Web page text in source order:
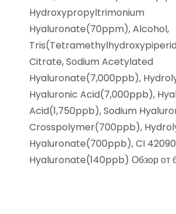
Hydroxypropyltrimonium
Hyaluronate(70ppm), Alcohol,
Citrate, Sodium Acetylated
Hyaluronate(7,000ppb),
Hyaluronic Acid(7,000ppb),
Acid(1,750ppb), Sodium
Crosspolymer(700ppb),
Hyaluronate(700ppb), CI
Hyaluronate(140ppb) Обзор от